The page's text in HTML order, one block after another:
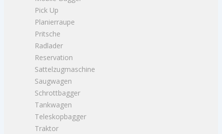
Pick Up
Planierraupe
Pritsche
Radlader
Reservation
Sattelzugmaschine
Saugwagen
Schrottbagger
Tankwagen
Teleskopbagger
Traktor